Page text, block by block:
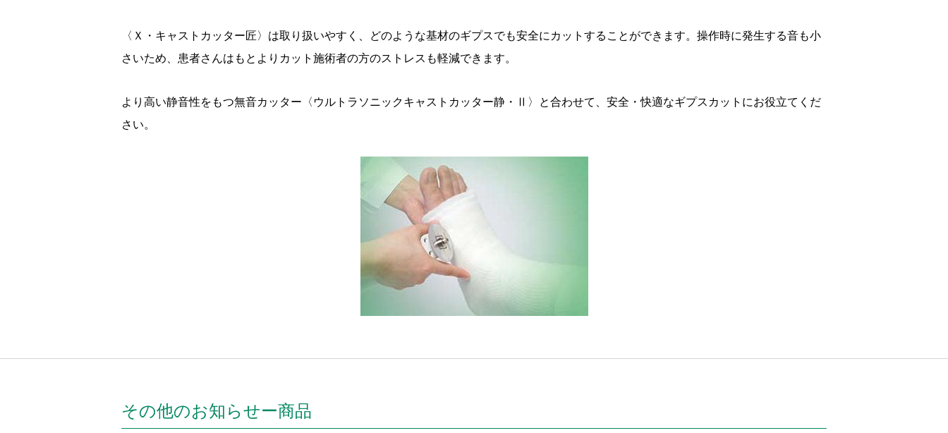
〈Ｘ・キャストカッター匠〉は取り扱いやすく、どのような基材のギプスでも安全にカットすることができます。操作時に発生する音も小
さいため、患者さんはもとよりカット施術者の方のストレスも軽減できます。
より高い静音性をもつ無音カッター〈ウルトラソニックキャストカッター静・Ⅱ〉と合わせて、安全・快適なギプスカットにお役立てくだ
さい。
その他のお知らせー商品